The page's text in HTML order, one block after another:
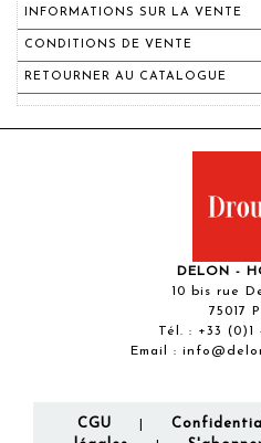
INFORMATIONS SUR LA VENTE
CONDITIONS DE VENTE
RETOURNER AU CATALOGUE
DELON -
10 bis rue
75017
Tél. : +33 (0)1
Email :
CGU